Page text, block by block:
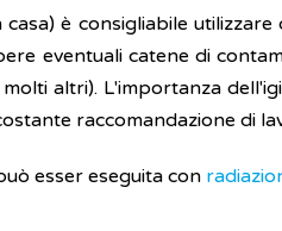
è consigliabile
eventuali catene di
altri). L'importanza
raccomandazione di
esser eseguita con